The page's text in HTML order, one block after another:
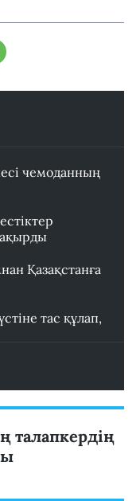
чемоданның
Қазақстанға
тас құлап,
талапкердің